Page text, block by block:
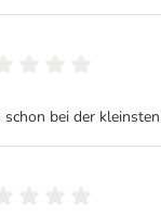
bei der